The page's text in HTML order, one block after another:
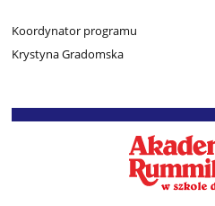
Koordynator programu
Krystyna Gradomska